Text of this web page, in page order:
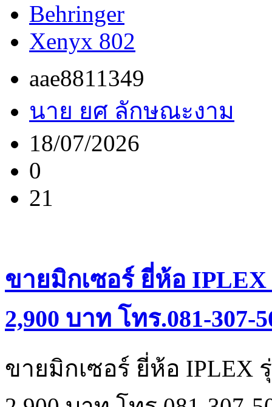
Behringer
Xenyx 802
aae8811349
นาย ยศ ลักษณะงาม
18/07/2026
0
21
ขายมิกเซอร์ ยี่ห้อ
2,900 บาท โทร.081-307-
ขายมิกเซอร์ ยี่ห้อ IPLEX